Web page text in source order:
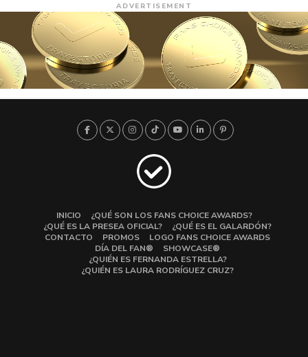
ADVERTISEMENT
INICIO
¿QUÉ SON LOS FANS CHOICE AWARDS?
¿QUÉ ES LA PRESEA OFICIAL?
¿QUÉ ES EL GALARDÓN?
CONTACTO
PROMOS
LOGO FANS CHOICE AWARDS
DÍA DEL FAN®
SHOWCASE®
¿QUIÉN ES FERNANDA ESTRELLA?
¿QUIÉN ES LAURA RODRÍGUEZ CRUZ?